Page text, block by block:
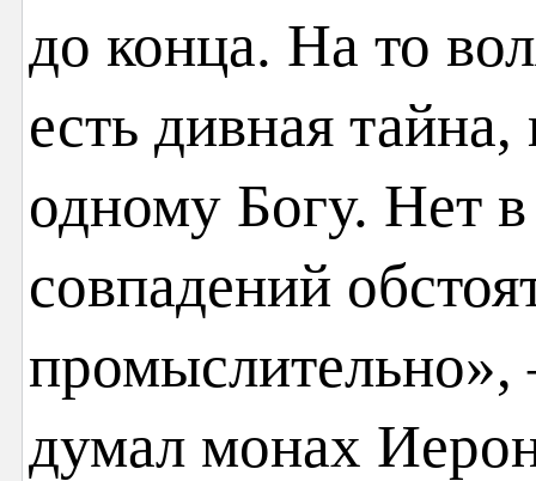
до конца. На то
есть дивная тайна,
одному Богу. Нет
совпадений
думал монах